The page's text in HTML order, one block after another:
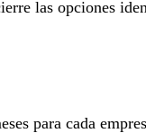
las opciones
para cada